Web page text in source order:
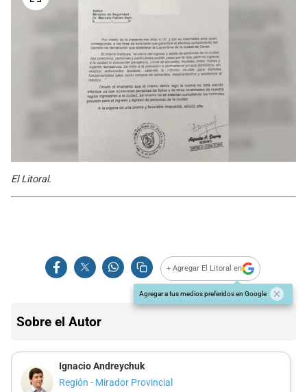
El Litoral.
+ Agregar El Litoral en
Agregar a tus medios preferidos en Google
Sobre el Autor
Ignacio Andreychuk
Región - Mirador Provincial